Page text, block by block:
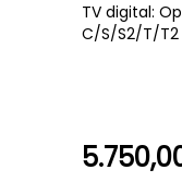
TV digital:
C/S/S2/T/T2